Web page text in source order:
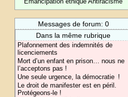
Messages de forum: 0
Dans la même rubrique
Plafonnement des indemnités de
licenciements
Mort d’un enfant en prison… nous ne
l’acceptons pas !
Une seule urgence, la démocratie !
Le droit de manifester est en péril.
Protégeons-le !